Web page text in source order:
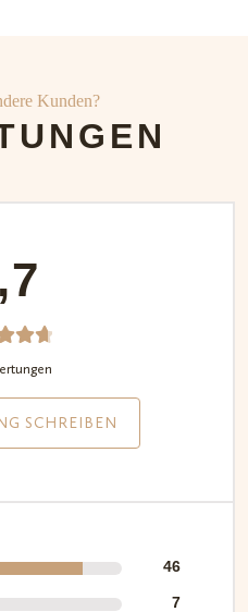
Kunden?
von
SCHREIBEN
46
7